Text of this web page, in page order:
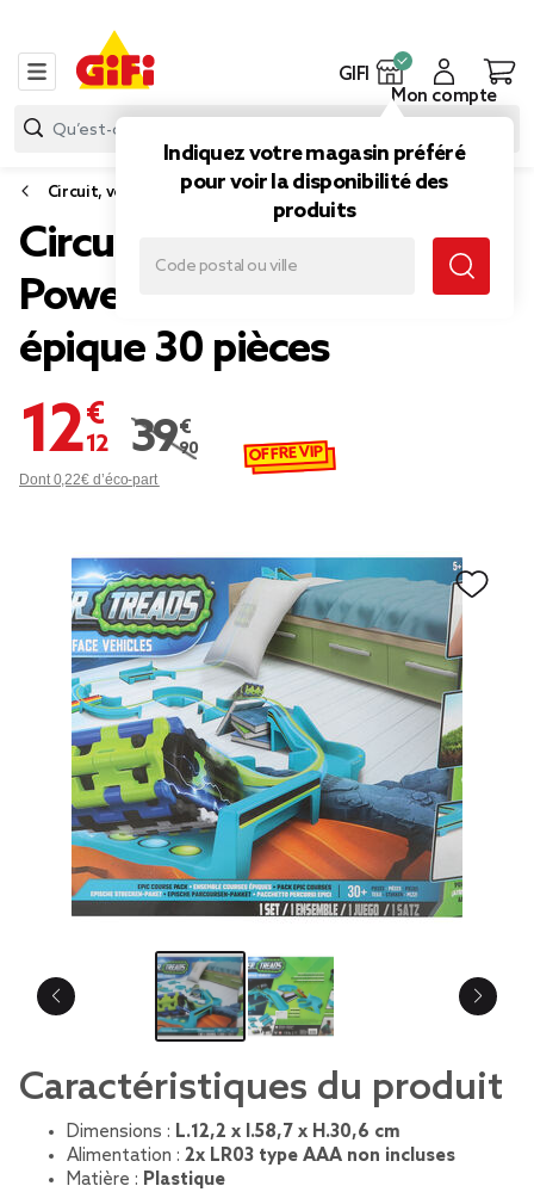
GIFI
Indiquez votre magasin préféré
pour voir la disponibilité des
produits
Mon compte
Circuit, voiture jouet
Circuit phosphorescent
Power Treads course
épique 30 pièces
12,12 €
Prix remisé de 39,90 € à 12,12
39,90 €
Dont 0,22€ d’éco-part
OFFRE VIP
Caractéristiques du produit
Dimensions : L.12,2 x l.58,7 x H.30,6 cm
Alimentation : 2x LR03 type AAA non incluses
Matière : Plastique